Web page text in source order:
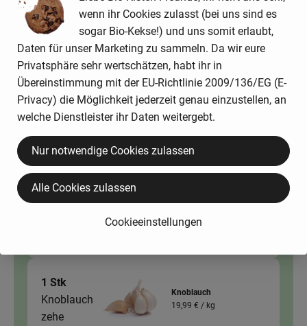
Du hast sicher:
Zwiebel
Auswahl ändern Artikelanzahl
Gesamtpreis:
1 Stk
Knoblauch
zehe
Knoblauch
19,99 € / kg
wenn ihr Cookies zulasst (bei uns sind es
sogar Bio-Kekse!) und uns somit erlaubt,
Daten für unser Marketing zu sammeln. Da wir eure
Privatsphäre sehr wertschätzen, habt ihr in
Übereinstimmung mit der EU-Richtlinie 2009/136/EG (E-
Privacy) die Möglichkeit jederzeit genau einzustellen, an
welche Dienstleister ihr Daten weitergebt.
Cookieeinstellungen
Nur notwendige Cookies zulassen
Alle Cookies zulassen